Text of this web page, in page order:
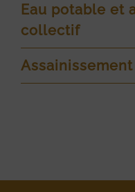
Eau potable et
collectif